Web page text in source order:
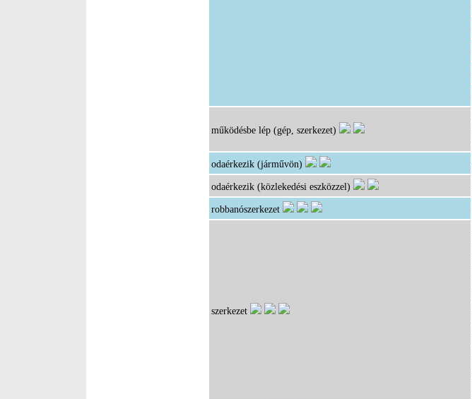
működésbe lép (gép, szerkezet)
odaérkezik (járművön)
odaérkezik (közlekedési eszközzel)
robbanószerkezet
szerkezet